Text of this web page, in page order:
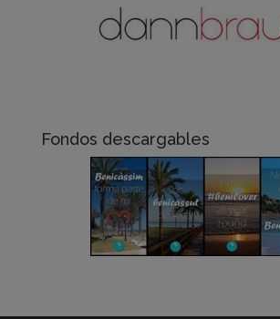
Fondos descargables